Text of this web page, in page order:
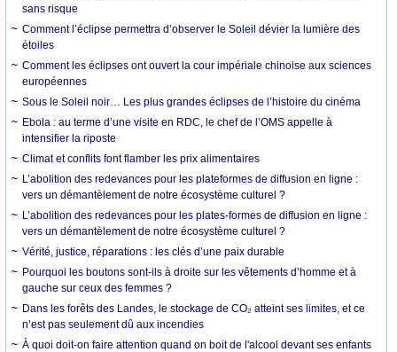
sans risque
Comment l’éclipse permettra d’observer le Soleil dévier la lumière des
étoiles
Comment les éclipses ont ouvert la cour impériale chinoise aux sciences
européennes
Sous le Soleil noir… Les plus grandes éclipses de l’histoire du cinéma
Ebola : au terme d’une visite en RDC, le chef de l’OMS appelle à
intensifier la riposte
Climat et conflits font flamber les prix alimentaires
L’abolition des redevances pour les plateformes de diffusion en ligne :
vers un démantèlement de notre écosystème culturel ?
L’abolition des redevances pour les plates-formes de diffusion en ligne :
vers un démantèlement de notre écosystème culturel ?
Vérité, justice, réparations : les clés d’une paix durable
Pourquoi les boutons sont-ils à droite sur les vêtements d’homme et à
gauche sur ceux des femmes ?
Dans les forêts des Landes, le stockage de CO₂ atteint ses limites, et ce
n’est pas seulement dû aux incendies
À quoi doit-on faire attention quand on boit de l'alcool devant ses enfants